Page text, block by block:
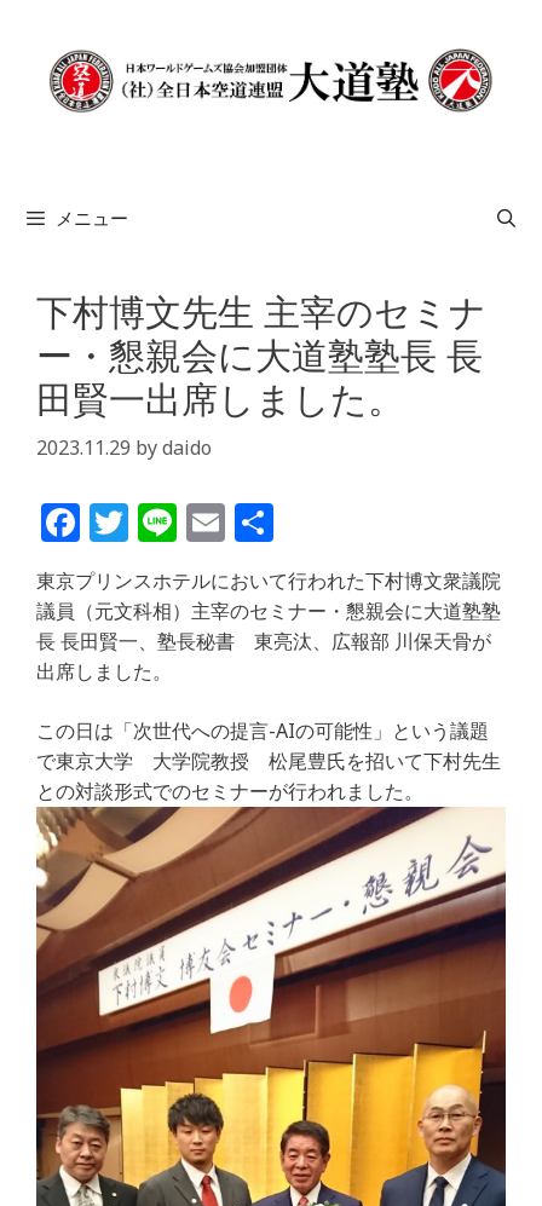
メニュー
下村博文先生 主宰のセミナ
ー・懇親会に大道塾塾長 長
田賢一出席しました。
2023.11.29 bydaido
F
a
c
e
b
o
o
k
T
itt
e
r
Li
n
e
E
m
ai
l
有
東京プリンスホテルにおいて行われた下村博文衆議院
議員（元文科相）主宰のセミナー・懇親会に大道塾塾
長 長田賢一、塾長秘書 東亮汰、広報部 川保天骨が
出席しました。
この日は「次世代への提言-AIの可能性」という議題
で東京大学 大学院教授 松尾豊氏を招いて下村先生
との対談形式でのセミナーが行われました。